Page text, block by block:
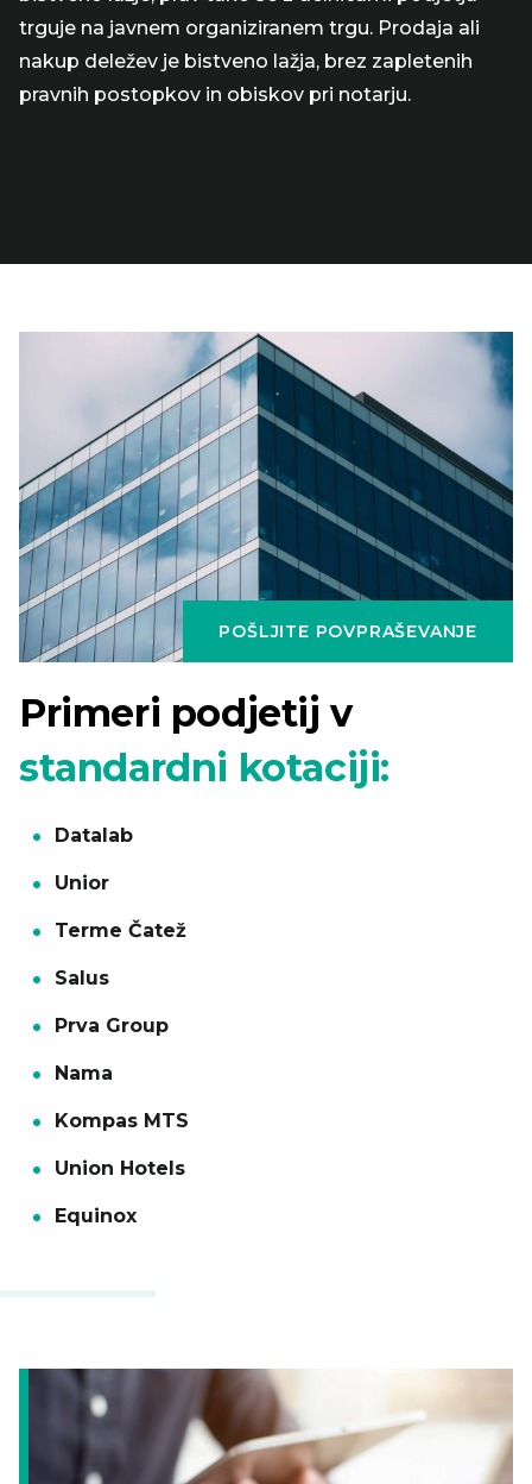
trguje na javnem organiziranem trgu. Prodaja ali
nakup deležev je bistveno lažja, brez zapletenih
pravnih postopkov in obiskov pri notarju.
Primeri podjetij v
standardni kotaciji:
Datalab
Unior
Terme Čatež
Salus
Prva Group
Nama
Kompas MTS
Union Hotels
Equinox
POŠLJITE POVPRAŠEVANJE